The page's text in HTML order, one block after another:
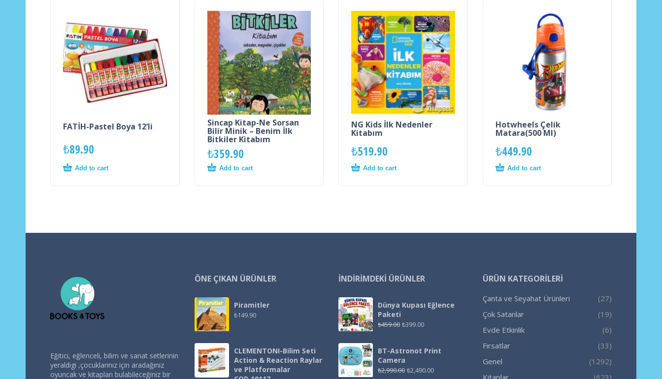
FATİH-Pastel Boya 12’li
₺89.90
Add to cart
Sincap Kitap-Ne Sorsan
Bilir Minik – Benim İlk
Bitkiler Kitabım
₺359.90
Add to cart
NG Kids İlk Nedenler
Kitabım
₺519.90
Add to cart
Hotwheels Çelik
Matara(500 Ml)
₺449.90
Add to cart
Eğitici, eğlenceli, bilim ve sanat setlerinin
yeraldigi ,çocuklarınız için aradağınız
oyuncak ve kitapları bulabileceğiniz bir
ÖNE ÇIKAN ÜRÜNLER
Piramitler
₺149.90
CLEMENTONI-Bilim Seti
Action & Reaction Raylar
ve Platformalar
İNDIRIMDEKI ÜRÜNLER
Dünya Kupası Eğlence
Paketi
₺459.00 ₺399.00
BT-Astronot Print
Camera
₺2,990.00 ₺2,490.00
ÜRÜN KATEGORILERI
Çanta ve Seyahat Ürünleri
(27)
Çok Satanlar
(19)
Evde Etkinlik
(6)
Fırsatlar
(33)
Genel
(1292)
Kitaplar
(623)